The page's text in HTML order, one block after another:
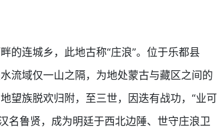
的连城乡，此地古称“庄浪”。位于乐都县
流域仅一山之隔，为地处蒙古与藏区之间的
望族脱欢归附，至三世，因迭有战功，“业可
名鲁贤，成为明廷于西北边陲、世守庄浪卫